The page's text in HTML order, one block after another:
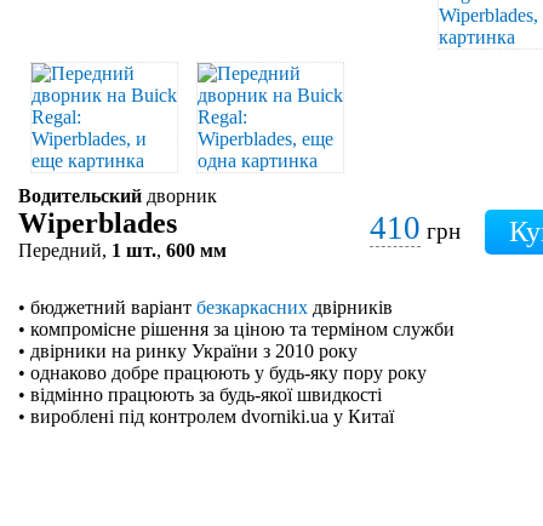
Водительский дворник
Wiperblades
Передний, 1 шт., 600 мм
410 грн
• бюджетний варіант безкаркасних двірників
• компромісне рішення за ціною та терміном служби
• двірники на ринку України з 2010 року
• однаково добре працюють у будь-яку пору року
• відмінно працюють за будь-якої швидкості
• вироблені під контролем dvorniki.ua у Китаї